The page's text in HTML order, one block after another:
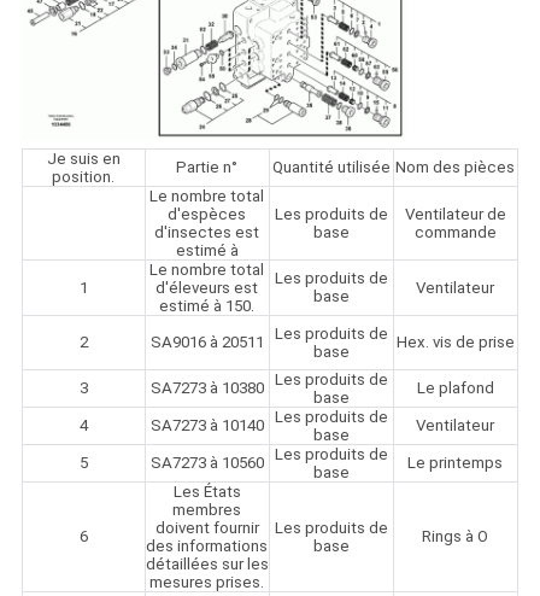
Je suis en
position.
Partie n° Quantité utilisée Nom des pièces
Le nombre total
d'espèces
d'insectes est
estimé à
Les produits de
base
Ventilateur de
commande
1
Le nombre total
d'éleveurs est
estimé à 150.
Les produits de
base
Ventilateur
2 SA9016 à 20511
Les produits de
base
Hex. vis de prise
3 SA7273 à 10380
Les produits de
base
Le plafond
4 SA7273 à 10140
Les produits de
base
Ventilateur
5 SA7273 à 10560
Les produits de
base
Le printemps
6
Les États
membres
doivent fournir
des informations
détaillées sur les
mesures prises.
Les produits de
base
Rings à O